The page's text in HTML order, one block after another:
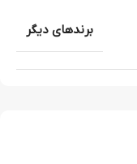
برندهای دیگر